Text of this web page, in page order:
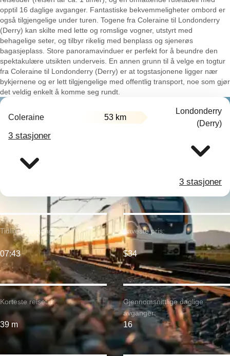
opptil 16 daglige avganger. Fantastiske bekvemmeligheter ombord er
også tilgjengelige under turen. Togene fra Coleraine til Londonderry
(Derry) kan skilte med lette og romslige vogner, utstyrt med
behagelige seter, og tilbyr rikelig med benplass og sjenerøs
bagasjeplass. Store panoramavinduer er perfekt for å beundre den
spektakulære utsikten underveis. En annen grunn til å velge en togtur
fra Coleraine til Londonderry (Derry) er at togstasjonene ligger nær
bykjernene og er lett tilgjengelige med offentlig transport, noe som gjør
det veldig enkelt å komme seg rundt.
Coleraine 53 km
Londonderry
(Derry)
3 stasjoner
3 stasjoner
Korteste reisetid:
39 m
Tidligste avgang:
07:43
Laveste pris:
$34
Gjennomsnittlige daglige
avganger:
16